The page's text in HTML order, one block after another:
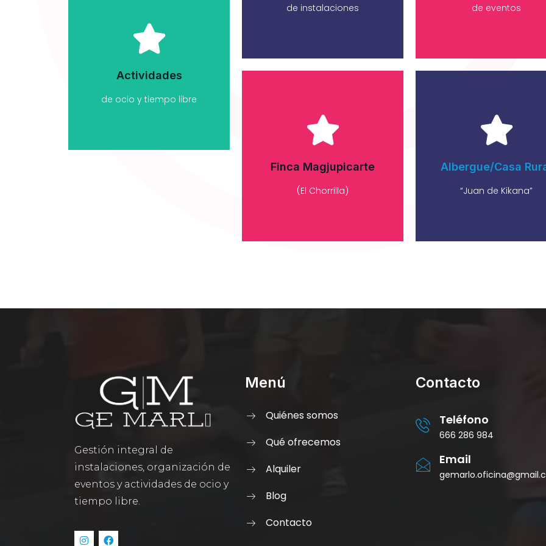
Actividades
de ocio y tiempo libre
encabezado
Lorem fistrum por la gloria
aliqua llevame al sircoo.
Haz clic aquí
de instalaciones
Finca Magjupicarte
(El Chorrilla)
Lorem fistrum por la gloria
de mi madre esse jarl
aliqua llevame al sircoo.
de eventos
Albergue/Casa
“Juan de Kikana”
Lorem fistrum por la
de mi madre esse jarl
aliqua llevame al sircoo.
Gestión integral de
instalaciones, organización de
eventos y actividades de ocio y
tiempo libre.
Menú
Quiénes somos
Qué ofrecemos
Alquiler
Blog
Contacto
Contacto
Teléfono
666 286 984
Email